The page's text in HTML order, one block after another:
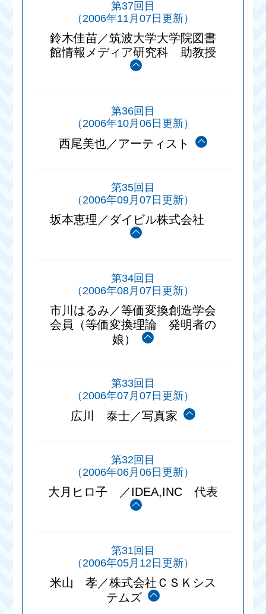
第37回目
（2006年11月07日更新）
鈴木佳苗／筑波大学大学院図書
館情報メディア研究科 助教授
第36回目
（2006年10月06日更新）
西尾美也／アーティスト
第35回目
（2006年09月07日更新）
坂本恵理／ダイビル株式会社
第34回目
（2006年08月07日更新）
市川はるみ／等価変換創造学会
会員（等価変換理論 発明者の
娘）
第33回目
（2006年07月07日更新）
広川 泰士／写真家
第32回目
（2006年06月06日更新）
大月ヒロ子 ／IDEA,INC 代表
第31回目
（2006年05月12日更新）
米山 孝／株式会社ＣＳＫシス
テムズ